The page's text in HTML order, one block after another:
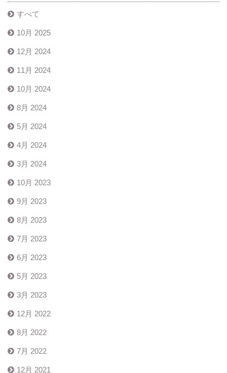
すべて
10月 2025
12月 2024
11月 2024
10月 2024
8月 2024
5月 2024
4月 2024
3月 2024
10月 2023
9月 2023
8月 2023
7月 2023
6月 2023
5月 2023
3月 2023
12月 2022
8月 2022
7月 2022
12月 2021